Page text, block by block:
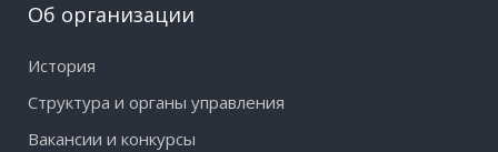
Об организации
История
Структура и органы управления
Вакансии и конкурсы